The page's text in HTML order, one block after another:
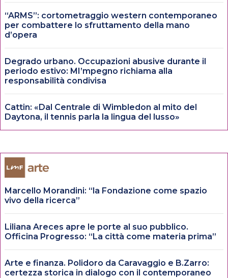
“ARMS”: cortometraggio western contemporaneo
per combattere lo sfruttamento della mano
d’opera
Degrado urbano. Occupazioni abusive durante il
periodo estivo: MI’mpegno richiama alla
responsabilità condivisa
Cattin: «Dal Centrale di Wimbledon al mito del
Daytona, il tennis parla la lingua del lusso»
Marcello Morandini: “la Fondazione come spazio
vivo della ricerca”
Liliana Areces apre le porte al suo pubblico.
Officina Progresso: “La città come materia prima”
Arte e finanza. Polidoro da Caravaggio e B.Zarro:
certezza storica in dialogo con il contemporaneo